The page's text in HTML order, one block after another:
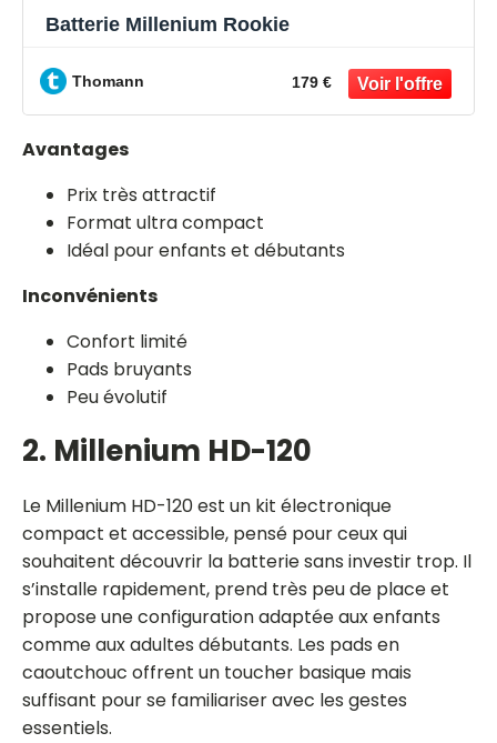
Batterie Millenium Rookie
Thomann 179 €
Avantages
Prix très attractif
Format ultra compact
Idéal pour enfants et débutants
Inconvénients
Confort limité
Pads bruyants
Peu évolutif
2. Millenium HD-120
Le Millenium HD-120 est un kit électronique
compact et accessible, pensé pour ceux qui
souhaitent découvrir la batterie sans investir trop. Il
s’installe rapidement, prend très peu de place et
propose une configuration adaptée aux enfants
comme aux adultes débutants. Les pads en
caoutchouc offrent un toucher basique mais
suffisant pour se familiariser avec les gestes
essentiels.